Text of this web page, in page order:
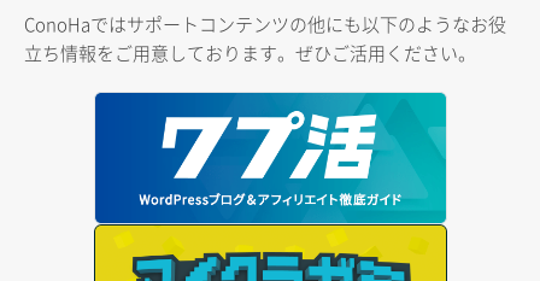
ConoHaではサポートコンテンツの他にも以下のようなお役
立ち情報をご用意しております。ぜひご活用ください。